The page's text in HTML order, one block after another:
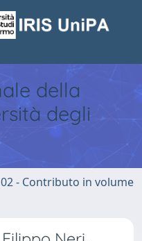
della
degli
02 - Contributo in volume